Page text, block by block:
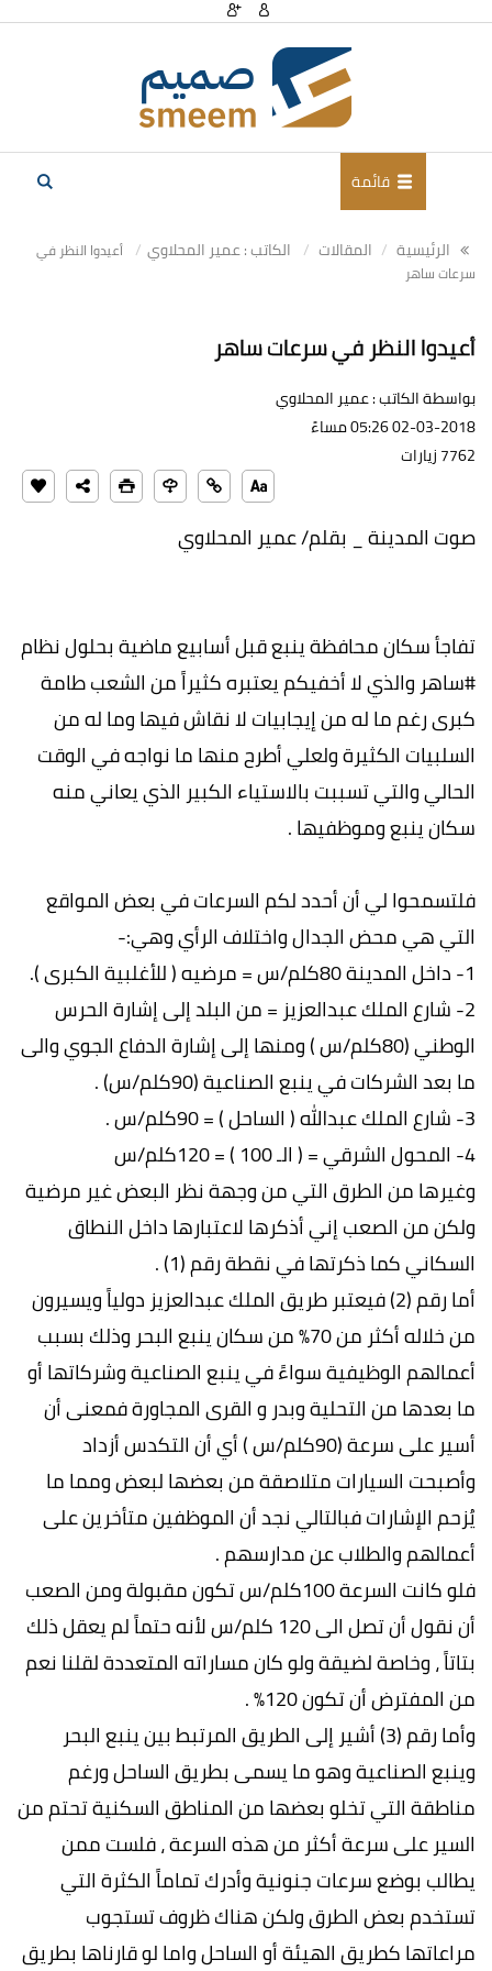
قائمة
الرئيسية المقالات الكاتب : عمير المحلاوي
أعيدوا النظر في
سرعات ساهر
أعيدوا النظر في سرعات ساهر
بواسطة الكاتب : عمير المحلاوي
02-03-2018 05:26 مساءً
7762 زيارات
صوت المدينة _ بقلم/ عمير المحلاوي
تفاجأ سكان محافظة ينبع قبل أسابيع ماضية بحلول نظام
#ساهر والذي لا أخفيكم يعتبره كثيراً من الشعب طامة
كبرى رغم ما له من إيجابيات لا نقاش فيها وما له من
السلبيات الكثيرة ولعلي أطرح منها ما نواجه في الوقت
الحالي والتي تسببت بالاستياء الكبير الذي يعاني منه
سكان ينبع وموظفيها .
فلتسمحوا لي أن أحدد لكم السرعات في بعض المواقع
التي هي محض الجدال واختلاف الرأي وهي:-
1- داخل المدينة 80كلم/س = مرضيه ( للأغلبية الكبرى ).
2- شارع الملك عبدالعزيز = من البلد إلى إشارة الحرس
الوطني (80كلم/س ) ومنها إلى إشارة الدفاع الجوي والى
ما بعد الشركات في ينبع الصناعية (90كلم/س) .
3- شارع الملك عبدالله ( الساحل ) = 90كلم/س .
4- المحول الشرقي = ( الـ 100 ) = 120كلم/س
وغيرها من الطرق التي من وجهة نظر البعض غير مرضية
ولكن من الصعب إني أذكرها لاعتبارها داخل النطاق
السكاني كما ذكرتها في نقطة رقم (1) .
أما رقم (2) فيعتبر طريق الملك عبدالعزيز دولياً ويسيرون
من خلاله أكثر من 70% من سكان ينبع البحر وذلك بسبب
أعمالهم الوظيفية سواءً في ينبع الصناعية وشركاتها أو
ما بعدها من التحلية وبدر و القرى المجاورة فمعنى أن
أسير على سرعة (90كلم/س ) أي أن التكدس أزداد
وأصبحت السيارات متلاصقة من بعضها لبعض ومما ما
يُزحم الإشارات فبالتالي نجد أن الموظفين متأخرين على
أعمالهم والطلاب عن مدارسهم .
فلو كانت السرعة 100كلم/س تكون مقبولة ومن الصعب
أن نقول أن تصل الى 120 كلم/س لأنه حتماً لم يعقل ذلك
بتاتاً ، وخاصة لضيقة ولو كان مساراته المتعددة لقلنا نعم
من المفترض أن تكون 120% .
وأما رقم (3) أشير إلى الطريق المرتبط بين ينبع البحر
وينبع الصناعية وهو ما يسمى بطريق الساحل ورغم
مناطقة التي تخلو بعضها من المناطق السكنية تحتم من
السير على سرعة أكثر من هذه السرعة ، فلست ممن
يطالب بوضع سرعات جنونية وأدرك تماماً الكثرة التي
تستخدم بعض الطرق ولكن هناك ظروف تستجوب
مراعاتها كطريق الهيئة أو الساحل واما لو قارناها بطريق